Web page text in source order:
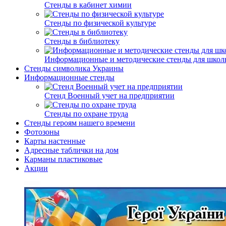
Стенды в кабинет химии
Стенды по физической культуре
Стенды в библиотеку
Информационные и методические стенды для
Стенды символика Украины
Информационные стенды
Стенд Военный учет на предприятии
Стенды по охране труда
Стенды героям нашего времени
Фотозоны
Карты настенные
Адресные таблички на дом
Карманы пластиковые
Акции